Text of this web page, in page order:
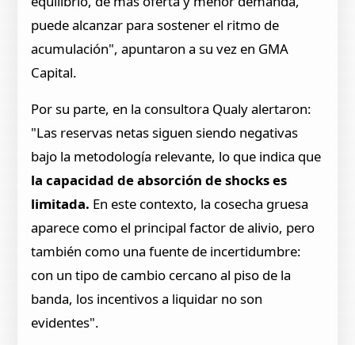
puede alcanzar para sostener el ritmo de
acumulación", apuntaron a su vez en GMA
Capital.
Por su parte, en la consultora Qualy alertaron:
"Las reservas netas siguen siendo negativas
bajo la metodología relevante, lo que indica que
la capacidad de absorción de shocks es
limitada. En este contexto, la cosecha gruesa
aparece como el principal factor de alivio, pero
también como una fuente de incertidumbre:
con un tipo de cambio cercano al piso de la
banda, los incentivos a liquidar no son
evidentes".